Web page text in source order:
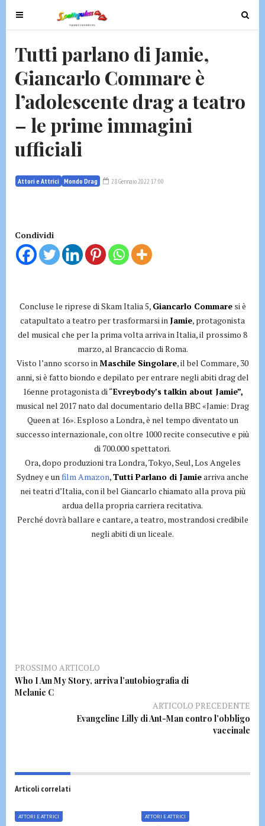
T
o
e
v
g
t
T
o
n
Tutti parlano di Jamie,
Giancarlo Commare è
l’adolescente drag a teatro
– le prime immagini
ufficiali
Attori e Attrici Mondo Drag 28 Gennaio 2022 17:00
Condividi
Concluse le riprese di Skam Italia 5, Giancarlo Commaresi è
catapultato a teatro per trasformarsi in Jamie, protagonista
del musical che per la prima volta arriva in Italia, il prossimo 8
marzo, al Brancaccio di Roma.
Visto l’anno scorso inMaschile Singolare, il bel Commare, 30
anni, si è fatto biondo e depilato per entrare negli abiti drag del
16enne protagonista di “Evreybody’s talkin about Jamie”,
musical nel 2017 nato dal documentario della BBC «Jamie: Drag
Queen at 16». Esploso a Londra, è nel tempo diventato un
successo internazionale, con oltre 1000 recite consecutive e più
di 700.000 spettatori.
Ora, dopo produzioni tra Londra, Tokyo, Seul, Los Angeles
Sydney e unfilm Amazon,Tutti Parlano di Jamiearriva anche
nei teatri d’Italia, con il bel Giancarlo chiamato alla prova più
ardua della propria carriera recitativa.
Perché dovrà ballare e cantare, a teatro, mostrandosi credibile
negli abiti di un liceale.
PROSSIMO ARTICOLO
Who I Am My Story, arriva l’autobiografia di
Melanie C
ARTICOLO PRECEDENTE
Evangeline Lilly di Ant-Man contro l’obbligo
vaccinale
Articoli correlati
ATTORI E ATTRICI ATTORI E ATTRICI